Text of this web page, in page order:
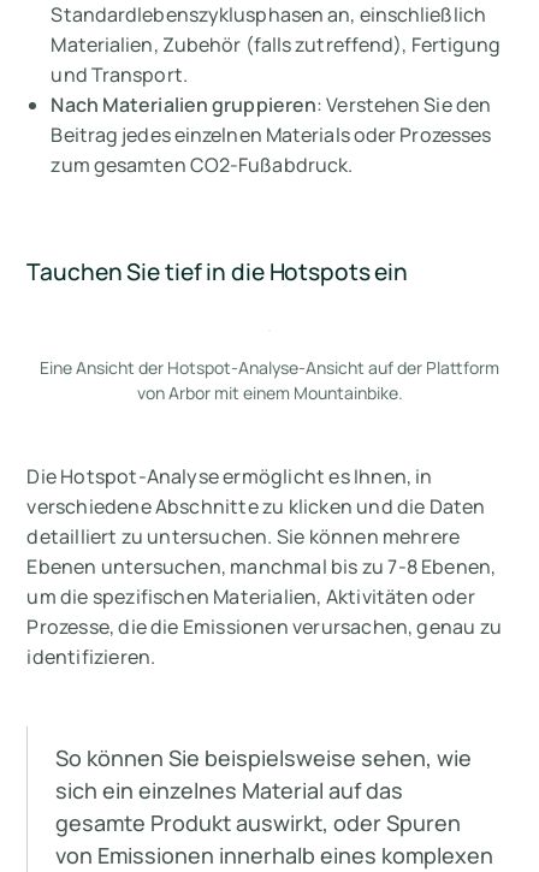
Standardlebenszyklusphasen an, einschließlich
Materialien, Zubehör (falls zutreffend), Fertigung
und Transport.
Nach Materialien gruppieren: Verstehen Sie den
Beitrag jedes einzelnen Materials oder Prozesses
zum gesamten CO2-Fußabdruck.
Tauchen Sie tief in die Hotspots ein
Eine Ansicht der Hotspot-Analyse-Ansicht auf der Plattform
von Arbor mit einem Mountainbike.
Die Hotspot-Analyse ermöglicht es Ihnen, in
verschiedene Abschnitte zu klicken und die Daten
detailliert zu untersuchen. Sie können mehrere
Ebenen untersuchen, manchmal bis zu 7-8 Ebenen,
um die spezifischen Materialien, Aktivitäten oder
Prozesse, die die Emissionen verursachen, genau zu
identifizieren.
So können Sie beispielsweise sehen, wie
sich ein einzelnes Material auf das
gesamte Produkt auswirkt, oder Spuren
von Emissionen innerhalb eines komplexen